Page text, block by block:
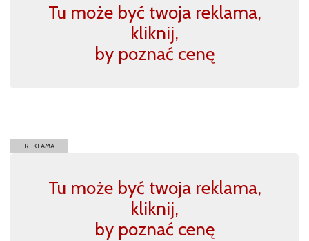
Tu może być twoja reklama,
kliknij,
by poznać cenę
REKLAMA
Tu może być twoja reklama,
kliknij,
by poznać cenę